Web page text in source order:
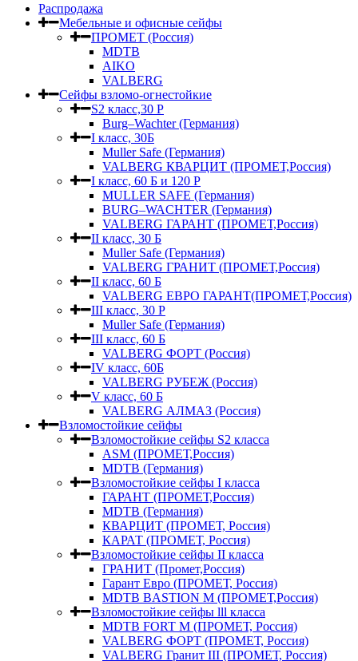
Распродажа
Мебельные и офисные сейфы
ПРОМЕТ (Россия)
MDTB
AIKO
VALBERG
Сейфы взломо-огнестойкие
S2 класс,30 Р
Burg–Wachter (Германия)
I класс, 30Б
Muller Safe (Германия)
VALBERG КВАРЦИТ (ПРОМЕТ,Россия)
I класс, 60 Б и 120 Р
MULLER SAFE (Германия)
BURG–WACHTER (Германия)
VALBERG ГАРАНТ (ПРОМЕТ,Россия)
II класс, 30 Б
Muller Safe (Германия)
VALBERG ГРАНИТ (ПРОМЕТ,Россия)
II класс, 60 Б
VALBERG ЕВРО ГАРАНТ(ПРОМЕТ,Россия)
III класс, 30 Р
Muller Safe (Германия)
III класс, 60 Б
VALBERG ФОРТ (Россия)
IV класс, 60Б
VALBERG РУБЕЖ (Россия)
V класс, 60 Б
VALBERG АЛМАЗ (Россия)
Взломостойкие сейфы
Взломостойкие сейфы S2 класса
ASM (ПРОМЕТ,Россия)
MDTB (Германия)
Взломостойкие сейфы I класса
ГАРАНТ (ПРОМЕТ,Россия)
MDTB (Германия)
КВАРЦИТ (ПРОМЕТ, Россия)
КАРАТ (ПРОМЕТ, Россия)
Взломостойкие сейфы II класса
ГРАНИТ (Промет,Россия)
Гарант Евро (ПРОМЕТ, Россия)
MDTB BASTION M (ПРОМЕТ,Россия)
Взломостойкие сейфы lll класса
MDTB FORT M (ПРОМЕТ, Россия)
VALBERG ФОРТ (ПРОМЕТ, Россия)
VALBERG Гранит III (ПРОМЕТ, Россия)